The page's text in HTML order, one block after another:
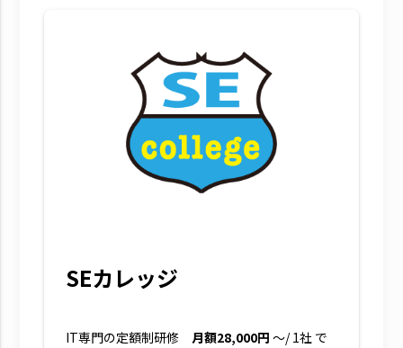
SEカレッジ
IT専門の定額制研修 月額28,000円 ～/ 1社 で